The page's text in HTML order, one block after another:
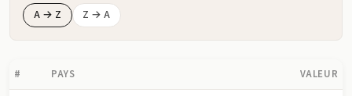
A → Z Z → A
# PAYS VALEUR